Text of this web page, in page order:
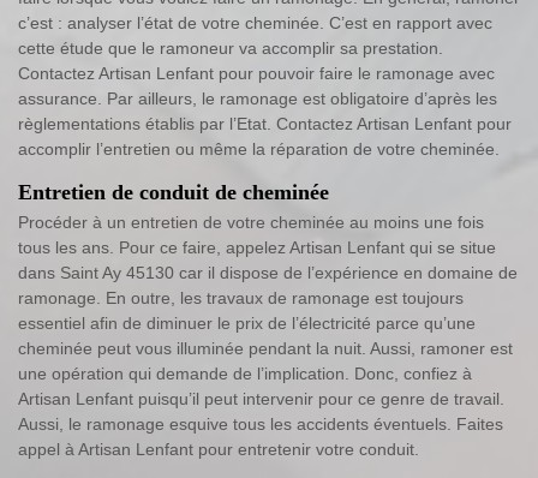
c’est : analyser l’état de votre cheminée. C’est en rapport avec
cette étude que le ramoneur va accomplir sa prestation.
Contactez Artisan Lenfant pour pouvoir faire le ramonage avec
assurance. Par ailleurs, le ramonage est obligatoire d’après les
règlementations établis par l’Etat. Contactez Artisan Lenfant pour
accomplir l’entretien ou même la réparation de votre cheminée.
Entretien de conduit de cheminée
Procéder à un entretien de votre cheminée au moins une fois
tous les ans. Pour ce faire, appelez Artisan Lenfant qui se situe
dans Saint Ay 45130 car il dispose de l’expérience en domaine de
ramonage. En outre, les travaux de ramonage est toujours
essentiel afin de diminuer le prix de l’électricité parce qu’une
cheminée peut vous illuminée pendant la nuit. Aussi, ramoner est
une opération qui demande de l’implication. Donc, confiez à
Artisan Lenfant puisqu’il peut intervenir pour ce genre de travail.
Aussi, le ramonage esquive tous les accidents éventuels. Faites
appel à Artisan Lenfant pour entretenir votre conduit.